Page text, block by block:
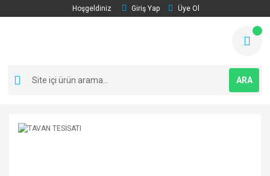
Hoşgeldiniz Giriş Yap Üye Ol
ARA